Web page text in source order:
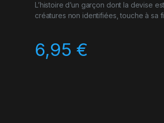
L’histoire d’un garçon dont la devise
créatures non identifiées, touche à sa
6,95 €